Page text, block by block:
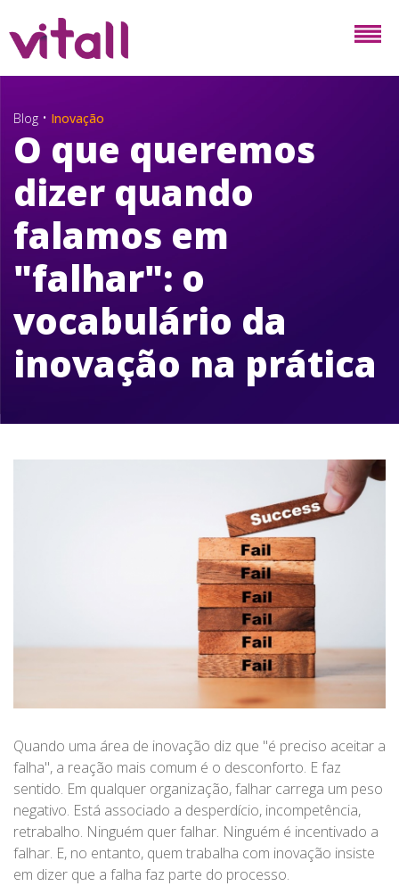
Blog • Inovação
O que queremos
dizer quando
falamos em
"falhar": o
vocabulário da
inovação na prática
Quando uma área de inovação diz que "é preciso aceitar a
falha", a reação mais comum é o desconforto. E faz
sentido. Em qualquer organização, falhar carrega um peso
negativo. Está associado a desperdício, incompetência,
retrabalho. Ninguém quer falhar. Ninguém é incentivado a
falhar. E, no entanto, quem trabalha com inovação insiste
em dizer que a falha faz parte do processo.